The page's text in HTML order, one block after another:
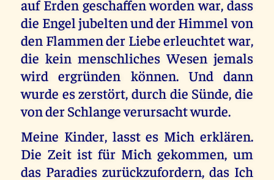
auf Erden geschaffen worden war, dass
die Engel jubelten und der Himmel von
den Flammen der Liebe erleuchtet war,
die kein menschliches Wesen jemals
wird ergründen können. Und dann
wurde es zerstört, durch die Sünde, die
von der Schlange verursacht wurde.
Meine Kinder, lasst es Mich erklären.
Die Zeit ist für Mich gekommen, um
das Paradies zurückzufordern, das Ich